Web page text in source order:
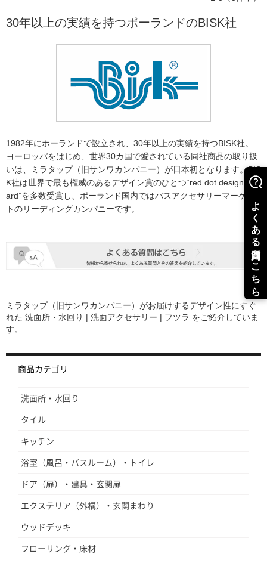
30年以上の実績を持つポーランドのBISK社
1982年にポーランドで設立され、30年以上の実績を持つBISK社。
ヨーロッパをはじめ、世界30カ国で愛されている同社商品の取り扱
いは、ミラタップ（旧サンワカンパニー）が日本初となります。BIS
K社は世界で最も権威のあるデザイン賞のひとつ“red dot design aw
ard”を多数受賞し、ポーランド国内ではバスアクセサリーマーケッ
トのリーディングカンパニーです。
ミラタップ（旧サンワカンパニー）がお届けするデザイン性にすぐ
れた 洗面所・水回り | 洗面アクセサリー | フツラ をご紹介していま
す。
商品カテゴリ
洗面所・水回り
タイル
キッチン
浴室（風呂・バスルーム）・トイレ
ドア（扉）・建具・玄関扉
エクステリア（外構）・玄関まわり
ウッドデッキ
フローリング・床材